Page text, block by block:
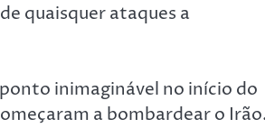
quaisquer ataques a
inimaginável no início do
a bombardear o